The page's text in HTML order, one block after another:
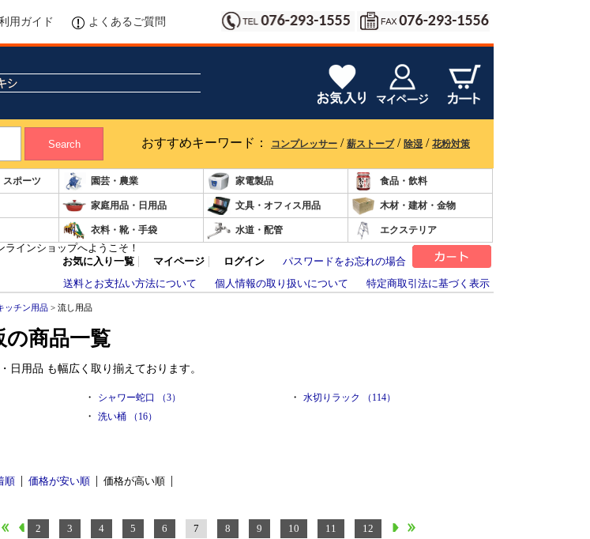
用ガイド よくあるご質問
Search おすすめキーワード： コンプレッサー / 薪ストーブ/ 除湿 / 花粉対策
スポーツ 園芸・農業 家電製品 食品・飲料
家庭用品・日用品 文具・オフィス用品 木材・建材・金物
衣料・靴・手袋 水道・配管 エクステリア
インショップへようこそ！
お気に入り一覧
マイページ ログイン
パスワードをお忘れの場合
送料とお支払い方法について
個人情報の取り扱いについて 特定商取引法に基づく表示
ッチン用品 > 流し用品
の商品一覧
日用品 も幅広く取り揃えております。
・ シャワー蛇口 （3） ・ 水切りラック （114）
・ 洗い桶 （16）
順 価格が安い順 価格が高い順
2 3 4 5 6 7 8 9 10 11 12